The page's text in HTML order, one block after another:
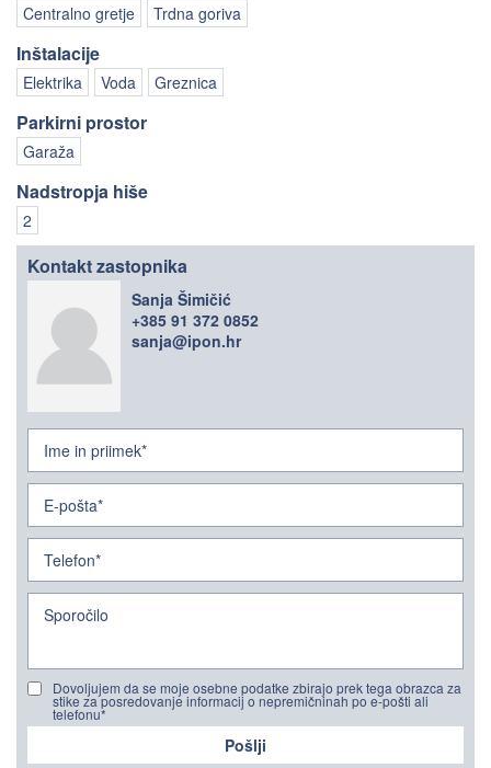
Centralno gretje Trdna goriva
Inštalacije
Elektrika Voda Greznica
Parkirni prostor
Garaža
Nadstropja hiše
2
Kontakt zastopnika
Sanja Šimičić
+385 91 372 0852
sanja@ipon.hr
Dovoljujem da se moje osebne podatke zbirajo prek tega obrazca za
stike za posredovanje informacij o nepremičninah po e-pošti ali
telefonu*
Pošlji